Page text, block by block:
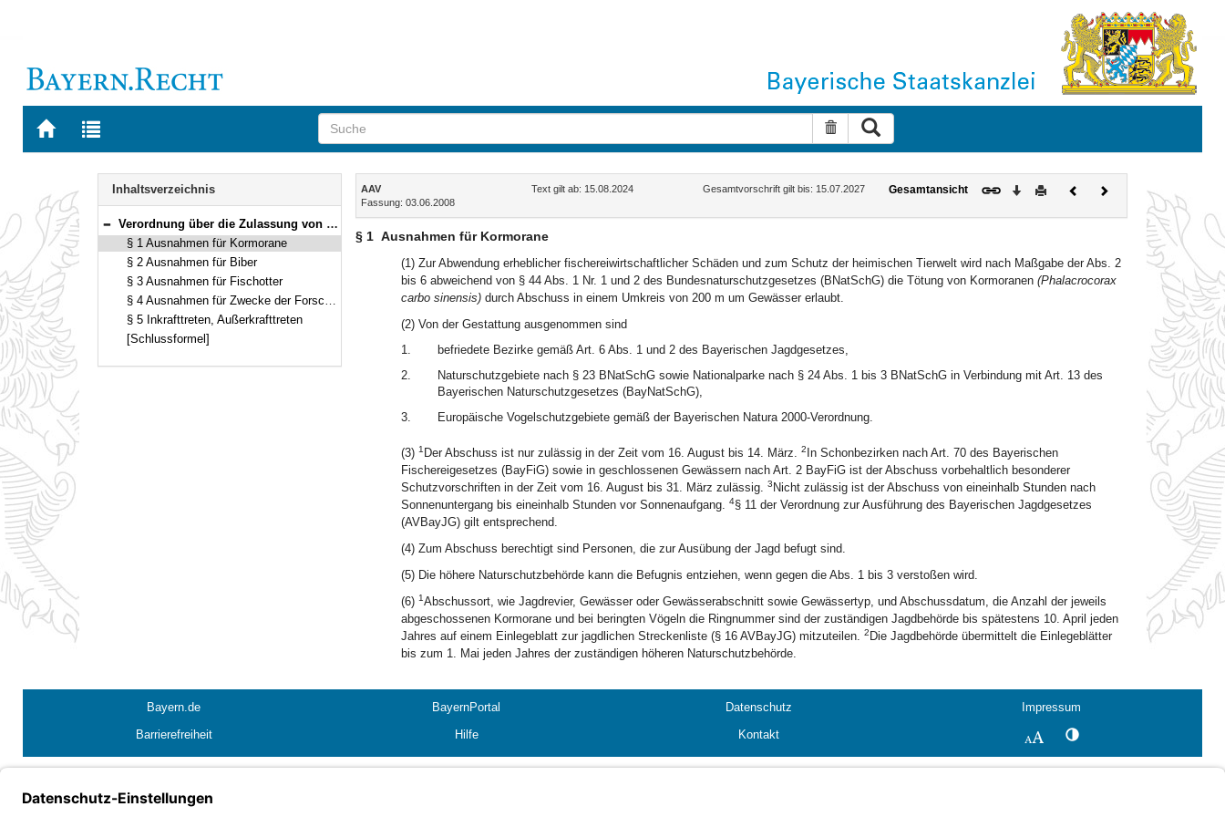
Zur
BAYERN.RECHT
Zur
letzten
Suche zurücksetzen
Navigation
Inhaltsverzeichnis
Bereich reduzieren
Verordnung über die Zulassung von Ausnahmen von den Schutzvorschriften für besonders geschützte Tier- und Pflanzenarten (Artenschutzrechtliche Ausnahmeverordnung – AAV) Vom 3. Juni 2008 (GVBl. S. 327) BayRS 791-1-11-U (§§ 1–5)
§ 1 Ausnahmen für Kormorane
§ 2 Ausnahmen für Biber
§ 3 Ausnahmen für Fischotter
§ 4 Ausnahmen für Zwecke der Forschung, Lehre und Bildung
§ 5 Inkrafttreten, Außerkrafttreten
[Schlussformel]
Inhalt
AAV Text gilt ab: 15.08.2024
Gesamtvorschrift gilt bis: 15.07.2027
Fassung: 03.06.2008
Gesamtansicht Download
DruckenVorherigesNächstes
Dokument
§ 1 Ausnahmen für Kormorane
(1) Zur Abwendung erheblicher fischereiwirtschaftlicher Schäden und zum Schutz der heimischen Tierwelt wird nach Maßgabe der Abs. 2
bis 6 abweichend von § 44 Abs. 1 Nr. 1 und 2 des Bundesnaturschutzgesetzes (BNatSchG) die Tötung von Kormoranen (Phalacrocorax
carbo sinensis)durch Abschuss in einem Umkreis von 200 m um Gewässer erlaubt.
(2) Von der Gestattung ausgenommen sind
1.
befriedete Bezirke gemäß Art. 6 Abs. 1 und 2 des Bayerischen Jagdgesetzes,
2.
Naturschutzgebiete nach § 23 BNatSchG sowie Nationalparke nach § 24 Abs. 1 bis 3 BNatSchG in Verbindung mit Art. 13 des
Bayerischen Naturschutzgesetzes (BayNatSchG),
3.
Europäische Vogelschutzgebiete gemäß der Bayerischen Natura 2000-Verordnung.
(3) 1 Der Abschuss ist nur zulässig in der Zeit vom 16. August bis 14. März. 2 In Schonbezirken nach Art. 70 des Bayerischen
Fischereigesetzes (BayFiG) sowie in geschlossenen Gewässern nach Art. 2 BayFiG ist der Abschuss vorbehaltlich besonderer
Schutzvorschriften in der Zeit vom 16. August bis 31. März zulässig. 3 Nicht zulässig ist der Abschuss von eineinhalb Stunden nach
Sonnenuntergang bis eineinhalb Stunden vor Sonnenaufgang. 4§ 11 der Verordnung zur Ausführung des Bayerischen Jagdgesetzes
(AVBayJG) gilt entsprechend.
(4) Zum Abschuss berechtigt sind Personen, die zur Ausübung der Jagd befugt sind.
(5) Die höhere Naturschutzbehörde kann die Befugnis entziehen, wenn gegen die Abs. 1 bis 3 verstoßen wird.
(6) 1Abschussort, wie Jagdrevier, Gewässer oder Gewässerabschnitt sowie Gewässertyp, und Abschussdatum, die Anzahl der jeweils
abgeschossenen Kormorane und bei beringten Vögeln die Ringnummer sind der zuständigen Jagdbehörde bis spätestens 10. April jeden
Jahres auf einem Einlegeblatt zur jagdlichen Streckenliste (§ 16 AVBayJG) mitzuteilen. 2 Die Jagdbehörde übermittelt die Einlegeblätter
bis zum 1. Mai jeden Jahres der zuständigen höheren Naturschutzbehörde.
Bayern.de BayernPortal Datenschutz
Impressum
Barrierefreiheit
Hilfe Kontakt SchriftgrößeKontrastwechsel